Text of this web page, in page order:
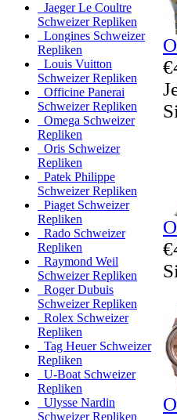
Jaeger Le Coultre
Schweizer Repliken
Longines Schweizer
Repliken
Louis Vuitton
Schweizer Repliken
Officine Panerai
Schweizer Repliken
Omega Schweizer
Repliken
Oris Schweizer
Repliken
Patek Philippe
Schweizer Repliken
Piaget Schweizer
Repliken
Rado Schweizer
Repliken
Raymond Weil
Schweizer Repliken
Roger Dubuis
Schweizer Repliken
Rolex Schweizer
Repliken
Tag Heuer Schweizer
Repliken
U-Boat Schweizer
Repliken
Ulysse Nardin
Schweizer Repliken